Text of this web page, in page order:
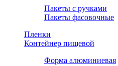
Пакеты с ручками
Пакеты фасовочные
Пленки
Контейнер пищевой
Форма алюминиевая